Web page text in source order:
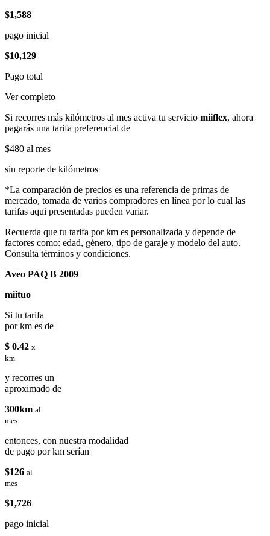
$1,588
pago inicial
$10,129
Pago total
Ver completo
Si recorres más kilómetros al mes activa tu servicio miiflex, ahora
pagarás una tarifa preferencial de
$480 al mes
sin reporte de kilómetros
*La comparación de precios es una referencia de primas de
mercado, tomada de varios compradores en línea por lo cual las
tarifas aqui presentadas pueden variar.
Recuerda que tu tarifa por km es personalizada y depende de
factores como: edad, género, tipo de garaje y modelo del auto.
Consulta términos y condiciones.
Aveo PAQ B 2009
miituo
Si tu tarifa
por km es de
$ 0.42 x
km
y recorres un
aproximado de
300km al
mes
entonces, con nuestra modalidad
de pago por km serían
$126 al
mes
$1,726
pago inicial